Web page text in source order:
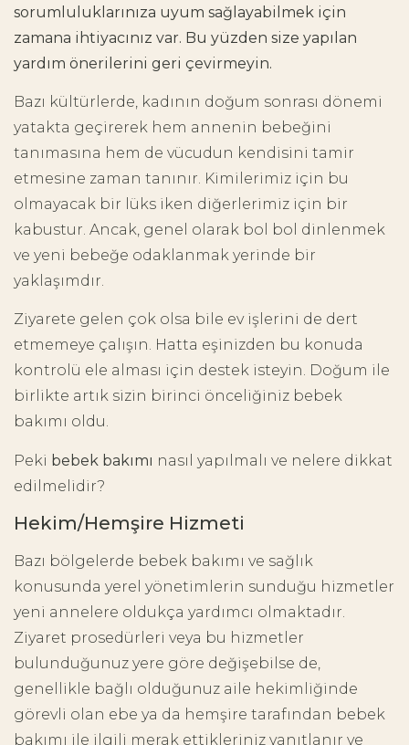
sorumluluklarınıza uyum sağlayabilmek için
zamana ihtiyacınız var. Bu yüzden size yapılan
yardım önerilerini geri çevirmeyin.
Bazı kültürlerde, kadının doğum sonrası dönemi
yatakta geçirerek hem annenin bebeğini
tanımasına hem de vücudun kendisini tamir
etmesine zaman tanınır. Kimilerimiz için bu
olmayacak bir lüks iken diğerlerimiz için bir
kabustur. Ancak, genel olarak bol bol dinlenmek
ve yeni bebeğe odaklanmak yerinde bir
yaklaşımdır.
Ziyarete gelen çok olsa bile ev işlerini de dert
etmemeye çalışın. Hatta eşinizden bu konuda
kontrolü ele alması için destek isteyin. Doğum ile
birlikte artık sizin birinci önceliğiniz bebek
bakımı oldu.
Peki bebek bakımı nasıl yapılmalı ve nelere dikkat
edilmelidir?
Hekim/Hemşire Hizmeti
Bazı bölgelerde bebek bakımı ve sağlık
konusunda yerel yönetimlerin sunduğu hizmetler
yeni annelere oldukça yardımcı olmaktadır.
Ziyaret prosedürleri veya bu hizmetler
bulunduğunuz yere göre değişebilse de,
genellikle bağlı olduğunuz aile hekimliğinde
görevli olan ebe ya da hemşire tarafından bebek
bakımı ile ilgili merak ettikleriniz yanıtlanır ve